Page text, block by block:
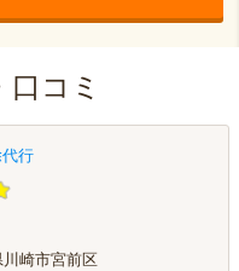
コミ
行
崎市宮前区